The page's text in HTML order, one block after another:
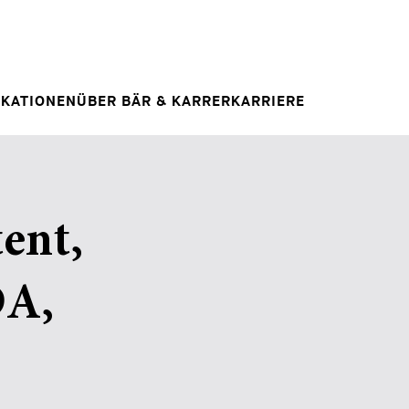
ÜBER BÄR & KARRERKARRIERE